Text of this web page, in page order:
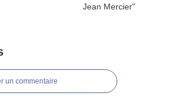
un commentaire